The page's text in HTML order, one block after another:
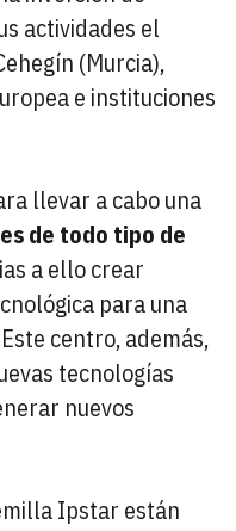
actividades el
(Murcia),
e instituciones
llevar a cabo una
de todo tipo de
a ello crear
para una
centro, además,
tecnologías
nuevos
Ipstar están